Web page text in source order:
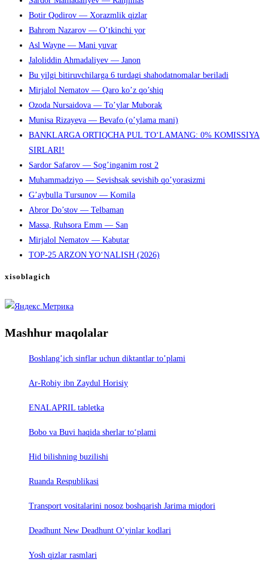
Botir Qodirov — Xorazmlik qizlar
Bahrom Nazarov — O’tkinchi yor
Asl Wayne — Mani yuvar
Jaloliddin Ahmadaliyev — Janon
Bu yilgi bitiruvchilarga 6 turdagi shahodatnomalar beriladi
Mirjalol Nematov — Qaro ko’z qo’shiq
Ozoda Nursaidova — To’ylar Muborak
Munisa Rizayeva — Bevafo (o’ylama mani)
BANKLARGA ORTIQCHA PUL TO‘LAMANG: 0% KOMISSIYA
SIRLARI!
Sardor Safarov — Sog’inganim rost 2
Muhammadziyo — Sevishsak sevishib qo’yorasizmi
G’aybulla Tursunov — Komila
Abror Do’stov — Telbaman
Massa, Ruhsora Emm — San
Mirjalol Nematov — Kabutar
TOP-25 ARZON YO‘NALISH (2026)
xisoblagich
Mashhur maqolalar
Boshlang’ich sinflar uchun diktantlar to’plami
Ar-Robiy ibn Zaydul Horisiy
ENALAPRIL tabletka
Bobo va Buvi haqida sherlar to‘plami
Hid bilishning buzilishi
Ruanda Respublikasi
Trаnsport vositаlаrini nosoz boshqаrish Jаrimа miqdori
Deadhunt New Deadhunt O’yinlar kodlari
Yosh qizlar rasmlari